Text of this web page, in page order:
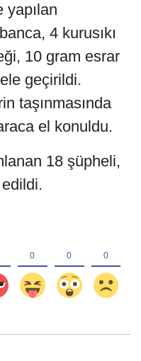
yapılan
4 kurusıkı
10 gram esrar
geçirildi.
taşınmasında
el konuldu.
18 şüpheli,